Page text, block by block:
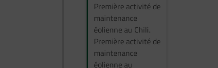
Première activité de
maintenance
éolienne au Chili.
Première activité de
maintenance
éolienne au